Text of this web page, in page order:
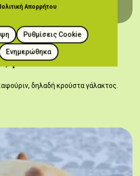
δηλαδή κρούστα γάλακτος.
Απορρήτου
Ρυθμίσεις Cookie
Ενημερώθηκα